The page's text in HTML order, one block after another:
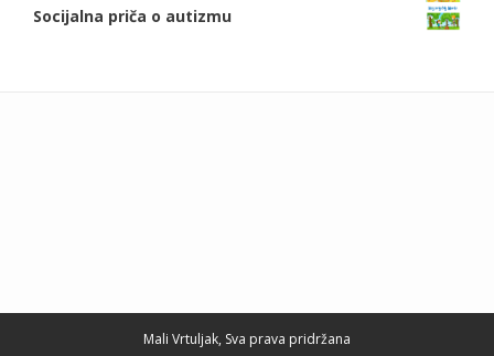
Socijalna priča o autizmu
Mali Vrtuljak, Sva prava pridržana